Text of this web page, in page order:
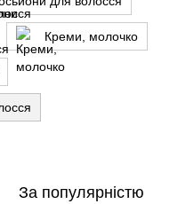
Креми, молочко
За популярністю